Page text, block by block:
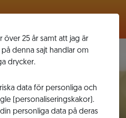
över 25 år samt att jag är
denna sajt handlar om
drycker.
data för personliga och
(personaliseringskakor).
personliga data på deras